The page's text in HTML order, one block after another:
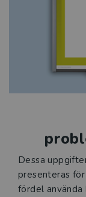
Dessa
presenteras
fördel